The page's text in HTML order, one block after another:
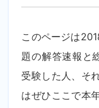
このページは
題の解答速報と
受験した人、そ
はぜひここで本